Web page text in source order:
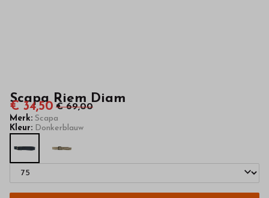
Scapa Riem Diam
€ 34,50 € 69,00
Merk: Scapa
Kleur: Donkerblauw